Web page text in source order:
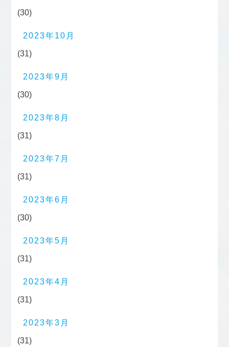
(30)
2023年10月
(31)
2023年9月
(30)
2023年8月
(31)
2023年7月
(31)
2023年6月
(30)
2023年5月
(31)
2023年4月
(31)
2023年3月
(31)